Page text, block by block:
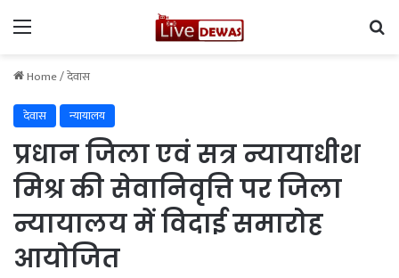
Menu
Home/देवास
देवास
न्यायालय
प्रधान जिला एवं सत्र न्यायाधीश
मिश्र की सेवानिवृत्ति पर जिला
न्यायालय में विदाई समारोह
आयोजित